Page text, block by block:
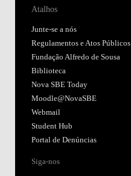
Atalhos
Junte-se a nós
Regulamentos e Atos Públicos
Fundação Alfredo de Sousa
Biblioteca
Nova SBE Today
Moodle@NovaSBE
Webmail
Student Hub
Portal de Denúncias
Siga-nos